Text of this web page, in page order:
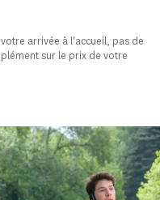
arrivée à l'accueil, pas de
sur le prix de votre